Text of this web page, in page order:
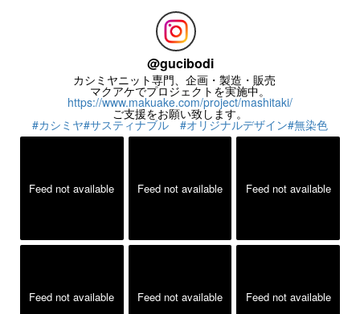
@gucibodi
カシミヤニット専門、企画・製造・販売
マクアケでプロジェクトを実施中。
https://www.makuake.com/project/mashitaki/
ご支援をお願い致します。
#カシミヤ#サスティナブル#オリジナルデザイン#無染色
Feed not available Feed not available Feed not available
Feed not available Feed not available Feed not available